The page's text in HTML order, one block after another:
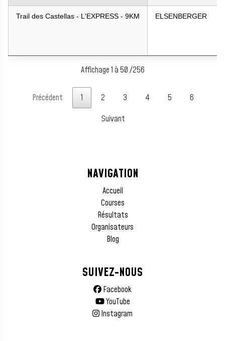
Trail des Castellas - L'EXPRESS - 9KM ELSENBERGER
Affichage 1 à 50 /256
Précédent 1 2 3 4 5
6
Suivant
NAVIGATION
Accueil
Courses
Résultats
Organisateurs
Blog
SUIVEZ-NOUS
Facebook
YouTube
Instagram